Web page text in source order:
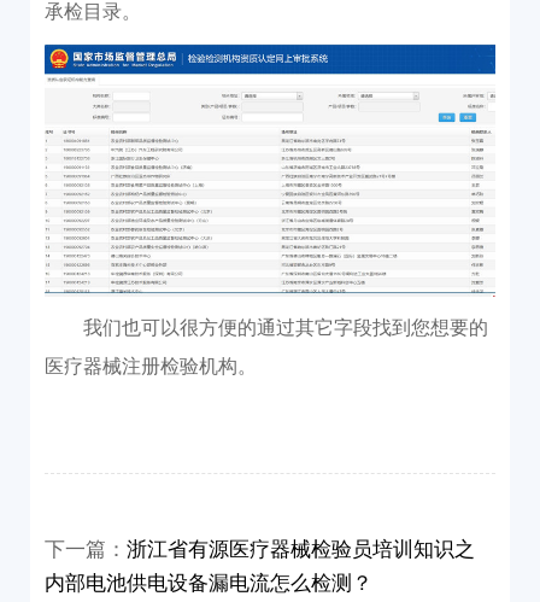
承检目录。
我们也可以很方便的通过其它字段找到您想要的
医疗器械注册检验机构。
下一篇：浙江省有源医疗器械检验员培训知识之
内部电池供电设备漏电流怎么检测？